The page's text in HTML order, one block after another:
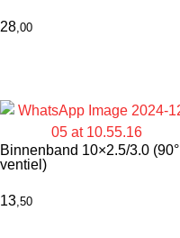
28 ,00
Binnenband 10×2.5/3.0 (90°
ventiel)
13 ,50